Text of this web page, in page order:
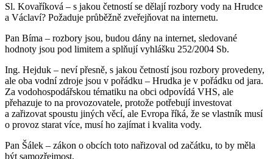
Sl. Kovaříková – s jakou četností se dělají rozbory vody na Hrudce
a Václaví? Požaduje průběžně zveřejňovat na internetu.
Pan Bíma – rozbory jsou, budou dány na internet, sledované
hodnoty jsou pod limitem a splňují vyhlášku 252/2004 Sb.
Ing. Hejduk – neví přesně, s jakou četností jsou rozbory provedeny,
ale oba vodní zdroje jsou v pořádku – Hrudka je v pořádku od jara.
Za vodohospodářskou tématiku na obci odpovídá VHS, ale
přehazuje to na provozovatele, protože potřebují investovat
a zařizovat spoustu jiných věcí, ale Evropa říká, že se vlastník musí
o provoz starat více, musí ho zajímat i kvalita vody.
Pan Šálek – zákon o obcích toto nařizoval od začátku, to by měla
být samozřejmost.